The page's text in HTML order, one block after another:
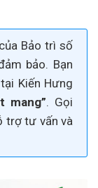
Bảo trì số
bảo. Bạn
Kiến Hưng
mang”. Gọi
trợ tư vấn và